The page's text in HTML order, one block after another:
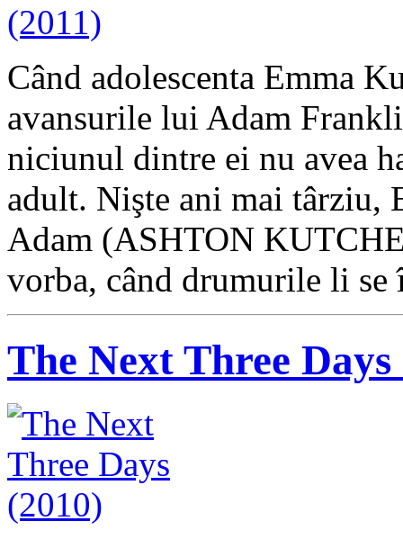
Când adolescenta Emma
avansurile lui Adam
niciunul dintre ei nu avea
adult. Nişte ani mai
Adam (ASHTON
vorba, când drumurile li
The Next Three Days